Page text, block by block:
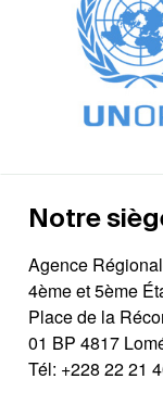
Notre
Agence
4ème et 5ème
Place de la
01 BP 4817
Tél: +228 22 21